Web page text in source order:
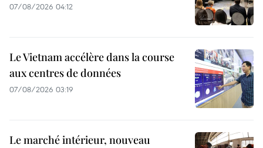
07/08/2026 04:12
Le Vietnam accélère dans la course
aux centres de données
07/08/2026 03:19
Le marché intérieur, nouveau